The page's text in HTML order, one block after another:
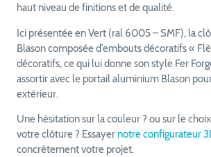
haut niveau de finitions et de qualité.
Ici présentée en Vert (ral 6005 – SMF), la
Blason composée d’embouts décoratifs «
décoratifs, ce qui lui donne son style Fer
assortir avec le portail aluminium Blason
extérieur.
Une hésitation sur la couleur ? ou sur le
votre clôture ? Essayer notre configurateur
concrètement votre projet.